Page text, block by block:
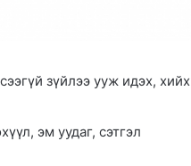
зүйлээ ууж идэх, хийх
эм уудаг, сэтгэл